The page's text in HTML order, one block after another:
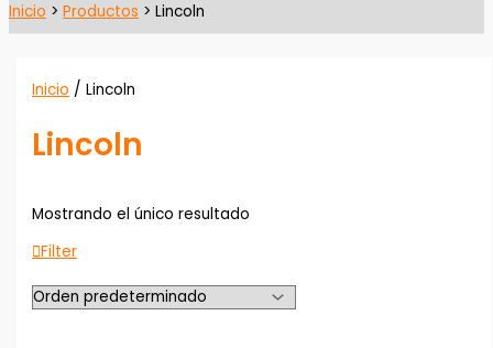
Inicio Productos Lincoln
Inicio / Lincoln
Lincoln
Mostrando el único resultado
Filter